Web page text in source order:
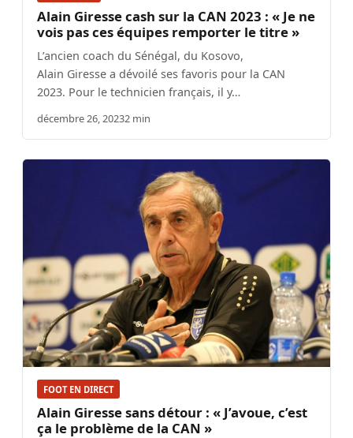
Alain Giresse cash sur la CAN 2023 : « Je ne
vois pas ces équipes remporter le titre »
L’ancien coach du Sénégal, du Kosovo,
Alain Giresse a dévoilé ses favoris pour la CAN
2023. Pour le technicien français, il y…
décembre 26, 20232 min
FOOT EN DIRECT
Alain Giresse sans détour : « J’avoue, c’est
ça le problème de la CAN »